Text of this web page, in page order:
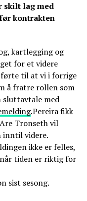
skilt lag med
kontrakten
kartlegging og
for et videre
førte til at vi i forrige
å fratre rollen som
sluttavtale med
.Pereira fikk
Tronseth vil
inntil videre.
ikke er felles,
tiden er riktig for
sist sesong.